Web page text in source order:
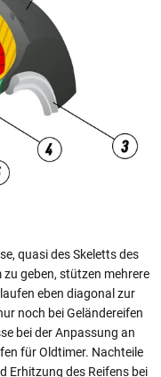
quasi des Skeletts des
zu geben, stützen mehrere
eben diagonal zur
noch bei Geländereifen
bei der Anpassung an
für Oldtimer. Nachteile
Erhitzung des Reifens bei